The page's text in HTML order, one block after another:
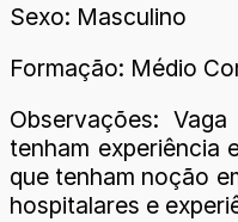
Sexo: Masculino
Formação: Médio
Observações:
tenham experiência
que tenham noção
hospitalares e